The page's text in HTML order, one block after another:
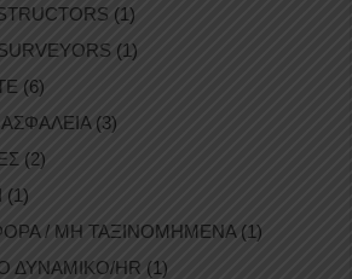
(1)
(1)
(6)
ΑΣΦΑΛΕΙΑ(3)
(2)
(1)
/ ΜΗ ΤΑΞΙΝΟΜΗΜΕΝΑ(1)
ΔΥΝΑΜΙΚΟ/HR (1)